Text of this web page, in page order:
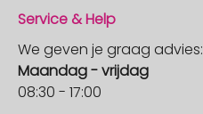
Service & Help
We geven je graag advies:
Maandag - vrijdag
08:30 - 17:00